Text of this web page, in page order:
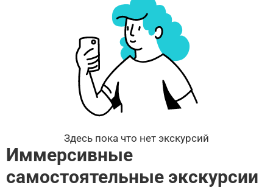
Здесь пока что нет экскурсий
Иммерсивные
самостоятельные экскурсии